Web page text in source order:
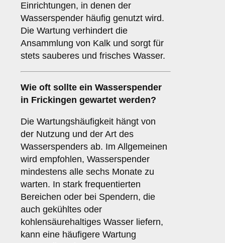
Einrichtungen, in denen der
Wasserspender häufig genutzt wird.
Die Wartung verhindert die
Ansammlung von Kalk und sorgt für
stets sauberes und frisches Wasser.
Wie oft sollte ein Wasserspender
in Frickingen gewartet werden?
Die Wartungshäufigkeit hängt von
der Nutzung und der Art des
Wasserspenders ab. Im Allgemeinen
wird empfohlen, Wasserspender
mindestens alle sechs Monate zu
warten. In stark frequentierten
Bereichen oder bei Spendern, die
auch gekühltes oder
kohlensäurehaltiges Wasser liefern,
kann eine häufigere Wartung